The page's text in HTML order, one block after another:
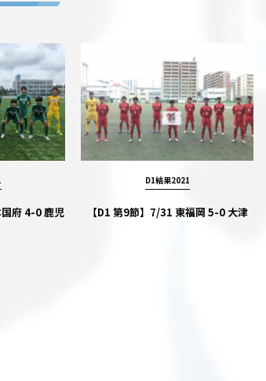
国府 4-0 鹿児
D1結果2021
【D1 第9節】7/31 東福岡 5-0 大津